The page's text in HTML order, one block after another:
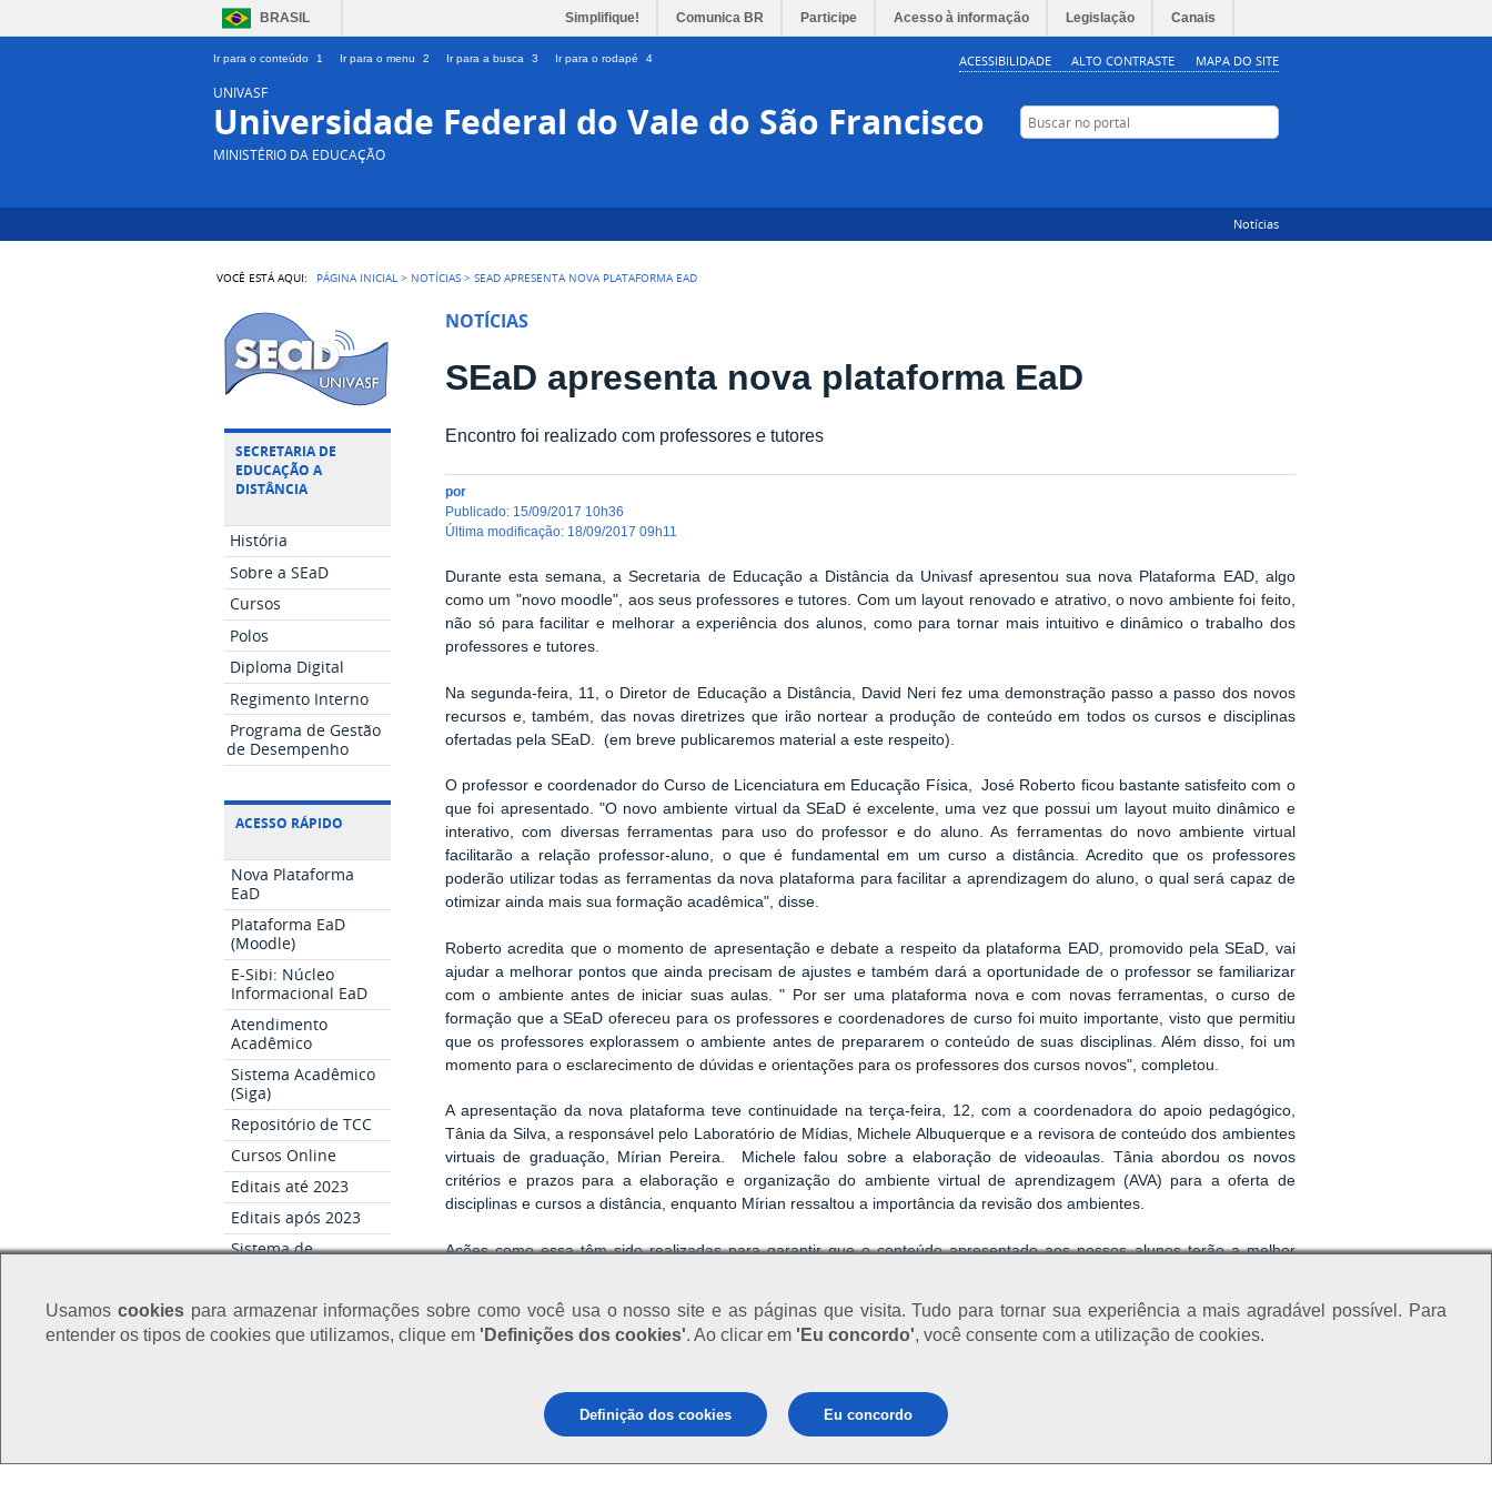
BRASIL Simplifique! Comunica BR Participe Acesso à informação Legislação Canais
Ir para o conteúdo 1 Ir para o menu 2 Ir para a busca 3 Ir para o rodapé 4 ACESSIBILIDADE ALTO CONTRASTE MAPA DO SITE
UNIVASF
Universidade Federal do Vale do São Francisco
MINISTÉRIO DA EDUCAÇÃO
Buscar no portal
Notícias
VOCÊ ESTÁ AQUI: PÁGINA INICIAL > NOTÍCIAS >SEAD APRESENTA NOVA PLATAFORMA EAD
SECRETARIA DE
EDUCAÇÃO A
DISTÂNCIA
História
Sobre a SEaD
Cursos
Polos
Diploma Digital
Regimento Interno
Programa de Gestão
de Desempenho
ACESSO RÁPIDO
Nova Plataforma
EaD
Plataforma EaD
(Moodle)
E-Sibi: Núcleo
Informacional EaD
Atendimento
Acadêmico
Sistema Acadêmico
(Siga)
Repositório de TCC
Cursos Online
Editais até 2023
Editais após 2023
Sistema de
Serviços
Jornal
Processo Seletivo
NOTÍCIAS
SEaD apresenta nova plataforma EaD
Encontro foi realizado com professores e tutores
por
publicado: 15/09/2017 10h36
última modificação: 18/09/2017 09h11
Durante esta semana, a Secretaria de Educação a Distância da Univasf apresentou sua nova Plataforma EAD, algo
como um "novo moodle", aos seus professores e tutores. Com um layout renovado e atrativo, o novo ambiente foi feito,
não só para facilitar e melhorar a experiência dos alunos, como para tornar mais intuitivo e dinâmico o trabalho dos
professores e tutores.
Na segunda-feira, 11, o Diretor de Educação a Distância, David Neri fez uma demonstração passo a passo dos novos
recursos e, também, das novas diretrizes que irão nortear a produção de conteúdo em todos os cursos e disciplinas
ofertadas pela SEaD. (em breve publicaremos material a este respeito).
O professor e coordenador do Curso de Licenciatura em Educação Física, José Roberto ficou bastante satisfeito com o
que foi apresentado. "O novo ambiente virtual da SEaD é excelente, uma vez que possui um layout muito dinâmico e
interativo, com diversas ferramentas para uso do professor e do aluno. As ferramentas do novo ambiente virtual
facilitarão a relação professor-aluno, o que é fundamental em um curso a distância. Acredito que os professores
poderão utilizar todas as ferramentas da nova plataforma para facilitar a aprendizagem do aluno, o qual será capaz de
otimizar ainda mais sua formação acadêmica", disse.
Roberto acredita que o momento de apresentação e debate a respeito da plataforma EAD, promovido pela SEaD, vai
ajudar a melhorar pontos que ainda precisam de ajustes e também dará a oportunidade de o professor se familiarizar
com o ambiente antes de iniciar suas aulas. " Por ser uma plataforma nova e com novas ferramentas, o curso de
formação que a SEaD ofereceu para os professores e coordenadores de curso foi muito importante, visto que permitiu
que os professores explorassem o ambiente antes de prepararem o conteúdo de suas disciplinas. Além disso, foi um
momento para o esclarecimento de dúvidas e orientações para os professores dos cursos novos", completou.
A apresentação da nova plataforma teve continuidade na terça-feira, 12, com a coordenadora do apoio pedagógico,
Tânia da Silva, a responsável pelo Laboratório de Mídias, Michele Albuquerque e a revisora de conteúdo dos ambientes
virtuais de graduação, Mírian Pereira. Michele falou sobre a elaboração de videoaulas. Tânia abordou os novos
critérios e prazos para a elaboração e organização do ambiente virtual de aprendizagem (AVA) para a oferta de
disciplinas e cursos a distância, enquanto Mírian ressaltou a importância da revisão dos ambientes.
Ações como essa têm sido realizadas para garantir que o conteúdo apresentado aos nossos alunos terão a melhor
Fique atento, em breve daremos mais detalhes a respeito da nossa nova plataforma ead. Você vai adorar!
Usamos cookiespara armazenar informações sobre como você usa o nosso site e as páginas que visita. Tudo para tornar sua experiência a mais agradável possível. Para
entender os tipos de cookies que utilizamos, clique em 'Definições dos cookies'. Ao clicar em 'Eu concordo', você consente com a utilização de cookies.